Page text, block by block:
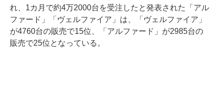
れ、1カ月で約4万2000台を受注したと発表された「アル
ファード」「ヴェルファイア」は、「ヴェルファイア」
が4760台の販売で15位、「アルファード」が2985台の
販売で25位となっている。